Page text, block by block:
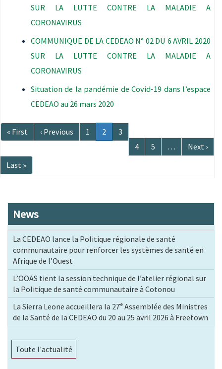
SUR LA LUTTE CONTRE LA MALADIE A
CORONAVIRUS
COMMUNIQUE DE LA CEDEAO N° 02 DU 6 AVRIL 2020
SUR LA LUTTE CONTRE LA MALADIE A
CORONAVIRUS
Situation de la pandémie de Covid-19 dans l’espace
CEDEAO au 26 mars 2020
Pagination
Première
page
« First
Page
précédente
‹ Previous Page
1
Page
courante
2 Page
3
Page
4 Page
5 …
Page
suivante
Next ›
Dernière
page
Last »
News
La CEDEAO lance la Politique régionale de santé
communautaire pour renforcer les systèmes de santé en
Afrique de l’Ouest
L’OOAS tient la session technique de l’atelier régional sur
la Politique de santé communautaire à Cotonou
La Sierra Leone accueillera la 27ᵉ Assemblée des Ministres
de la Santé de la CEDEAO du 20 au 25 avril 2026 à Freetown
Toute l'actualité